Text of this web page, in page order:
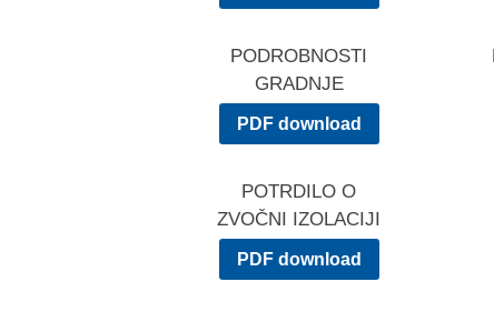
PODROBNOSTI
GRADNJE
PDF download
POTRDILO O
ZVOČNI IZOLACIJI
PDF download